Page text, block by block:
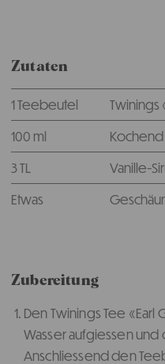
Zutaten
1 Teebeutel
Twinings
100 ml
Kochend
3 TL
Vanille-
Etwas
Zubereitung
Den Twinings Tee «Earl
Wasser aufgiessen und
Anschliessend den